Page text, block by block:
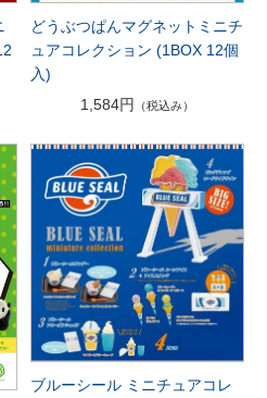
どうぶつぱんマグネットミニチ
ュアコレクション (1BOX 12個
入)
1,584円
（税込み）
ブルーシール ミニチュアコレ